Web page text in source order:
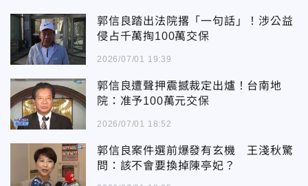
郭信良踏出法院撂「一句話」！涉公益
侵占千萬掏100萬交保
2026/07/01 19:39
郭信良遭聲押震撼裁定出爐！台南地
院：准予100萬元交保
2026/07/01 18:52
郭信良案件選前爆發有玄機 王淺秋驚
問：該不會要換掉陳亭妃？